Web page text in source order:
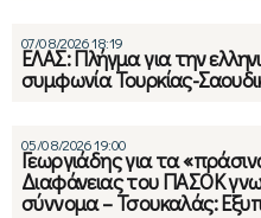
07/08/2026 18:19
ΕΛΑΣ: Πλήγμα για την
συμφωνία Τουρκίας-
05/08/2026 19:00
Γεωργιάδης για τα
Διαφάνειας του ΠΑΣΟΚ
σύννομα – Τσουκαλάς: